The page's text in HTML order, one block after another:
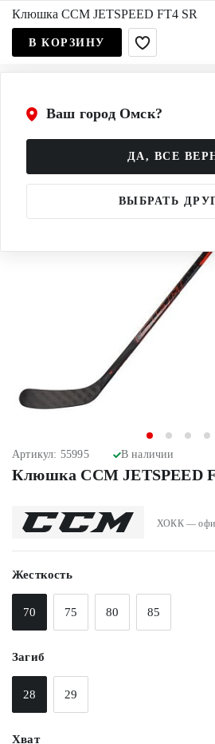
Ваш город Омск?
ДА, ВСЕ
ВЫБРАТЬ
Артикул: 55995 В наличии
Клюшка CCM JETSPEED
ХОКК —
Жесткость
70 75 80 85
Загиб
28 29
Хват
Клюшка CCM JETSPEED FT4 SR
В КОРЗИНУ